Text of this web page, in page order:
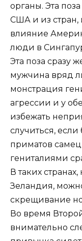
органы. Эта
США и из
влияние
люди в
Эта поза сразу
мужчина вряд
монстрация
агрессии и у
избежать
случиться,
приматов
гениталиями
В таких
Зеландия,
скрещивание
Во время
внимательно